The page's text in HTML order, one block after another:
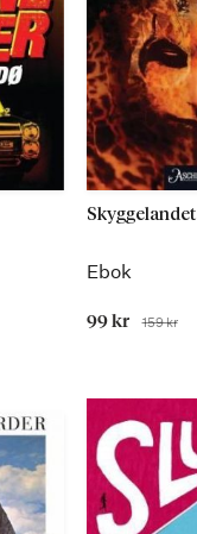
Skyggelandet
Ebok
Tilbudspris
99 kr Før
159 kr